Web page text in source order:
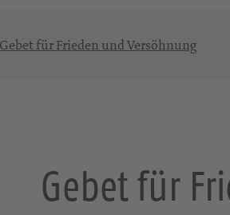
Gebet für Frieden und Versöhnung
Gebet für